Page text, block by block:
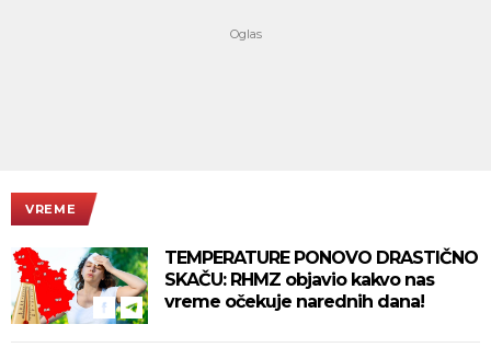
VREME
TEMPERATURE PONOVO DRASTIČNO
SKAČU: RHMZ objavio kakvo nas
vreme očekuje narednih dana!